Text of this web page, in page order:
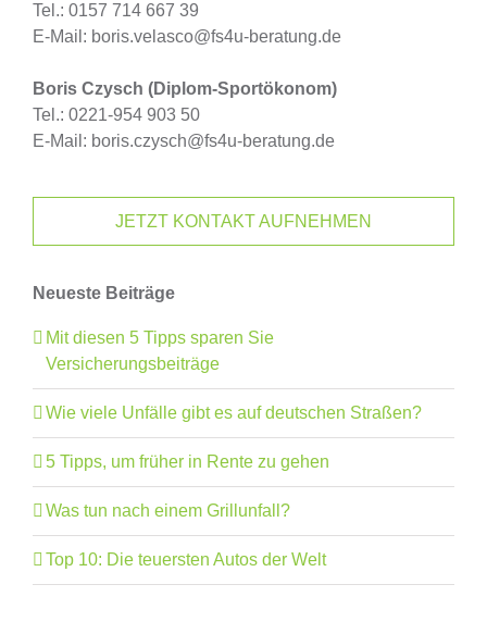
Tel.: 0157 714 667 39
E-Mail: boris.velasco@fs4u-beratung.de
Boris Czysch (Diplom-Sportökonom)
Tel.: 0221-954 903 50
E-Mail: boris.czysch@fs4u-beratung.de
JETZT KONTAKT AUFNEHMEN
Neueste Beiträge
Mit diesen 5 Tipps sparen Sie
Versicherungsbeiträge
Wie viele Unfälle gibt es auf deutschen Straßen?
5 Tipps, um früher in Rente zu gehen
Was tun nach einem Grillunfall?
Top 10: Die teuersten Autos der Welt